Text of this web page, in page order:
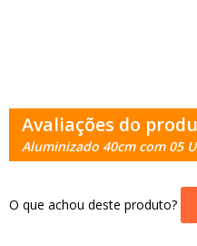
Avaliações do
Aluminizado 40cm com 05
O que achou deste produto?